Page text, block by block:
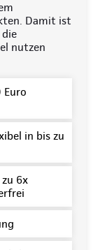
Damit ist
nutzen
in bis zu
6x